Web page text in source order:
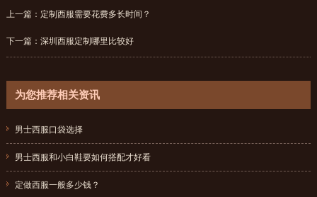
上一篇： 定制西服需要花费多长时间？
下一篇： 深圳西服定制哪里比较好
为您推荐相关资讯
男士西服口袋选择
{dede:field.pubdate function="MyDate('Y-m-d',@me)"/}
男士西服和小白鞋要如何搭配才好看
定做西服一般多少钱？